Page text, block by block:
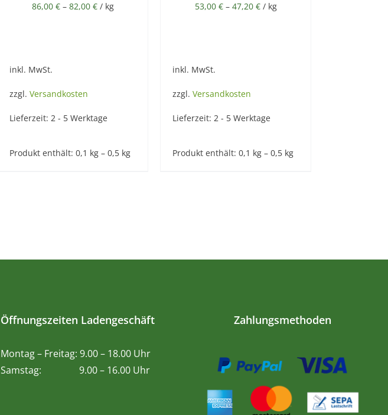
86,00 €– 82,00 €/ kg
inkl. MwSt.
zzgl. Versandkosten
Lieferzeit: 2 - 5 Werktage
Produkt enthält: 0,1 kg – 0,5 kg
53,00 €– 47,20 €/ kg
inkl. MwSt.
zzgl. Versandkosten
Lieferzeit: 2 - 5 Werktage
Produkt enthält: 0,1 kg – 0,5 kg
Öffnungszeiten Ladengeschäft
Montag – Freitag: 9.00 – 18.00 Uhr
Samstag: 9.00 – 16.00 Uhr
Zahlungsmethoden